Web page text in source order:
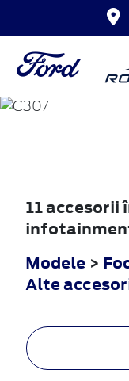
11 accesorii
Modele >
Alte